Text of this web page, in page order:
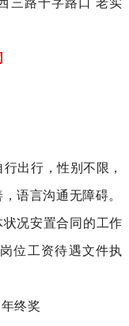
三路十字路口 老实
出行，性别不限，
语言沟通无障碍。
况安置合同的工作
位工资待遇文件执
终奖